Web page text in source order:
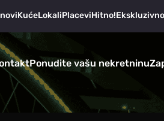
KućeLokaliPlaceviHitno!Ekskluzivno
Ponudite vašu nekretninu